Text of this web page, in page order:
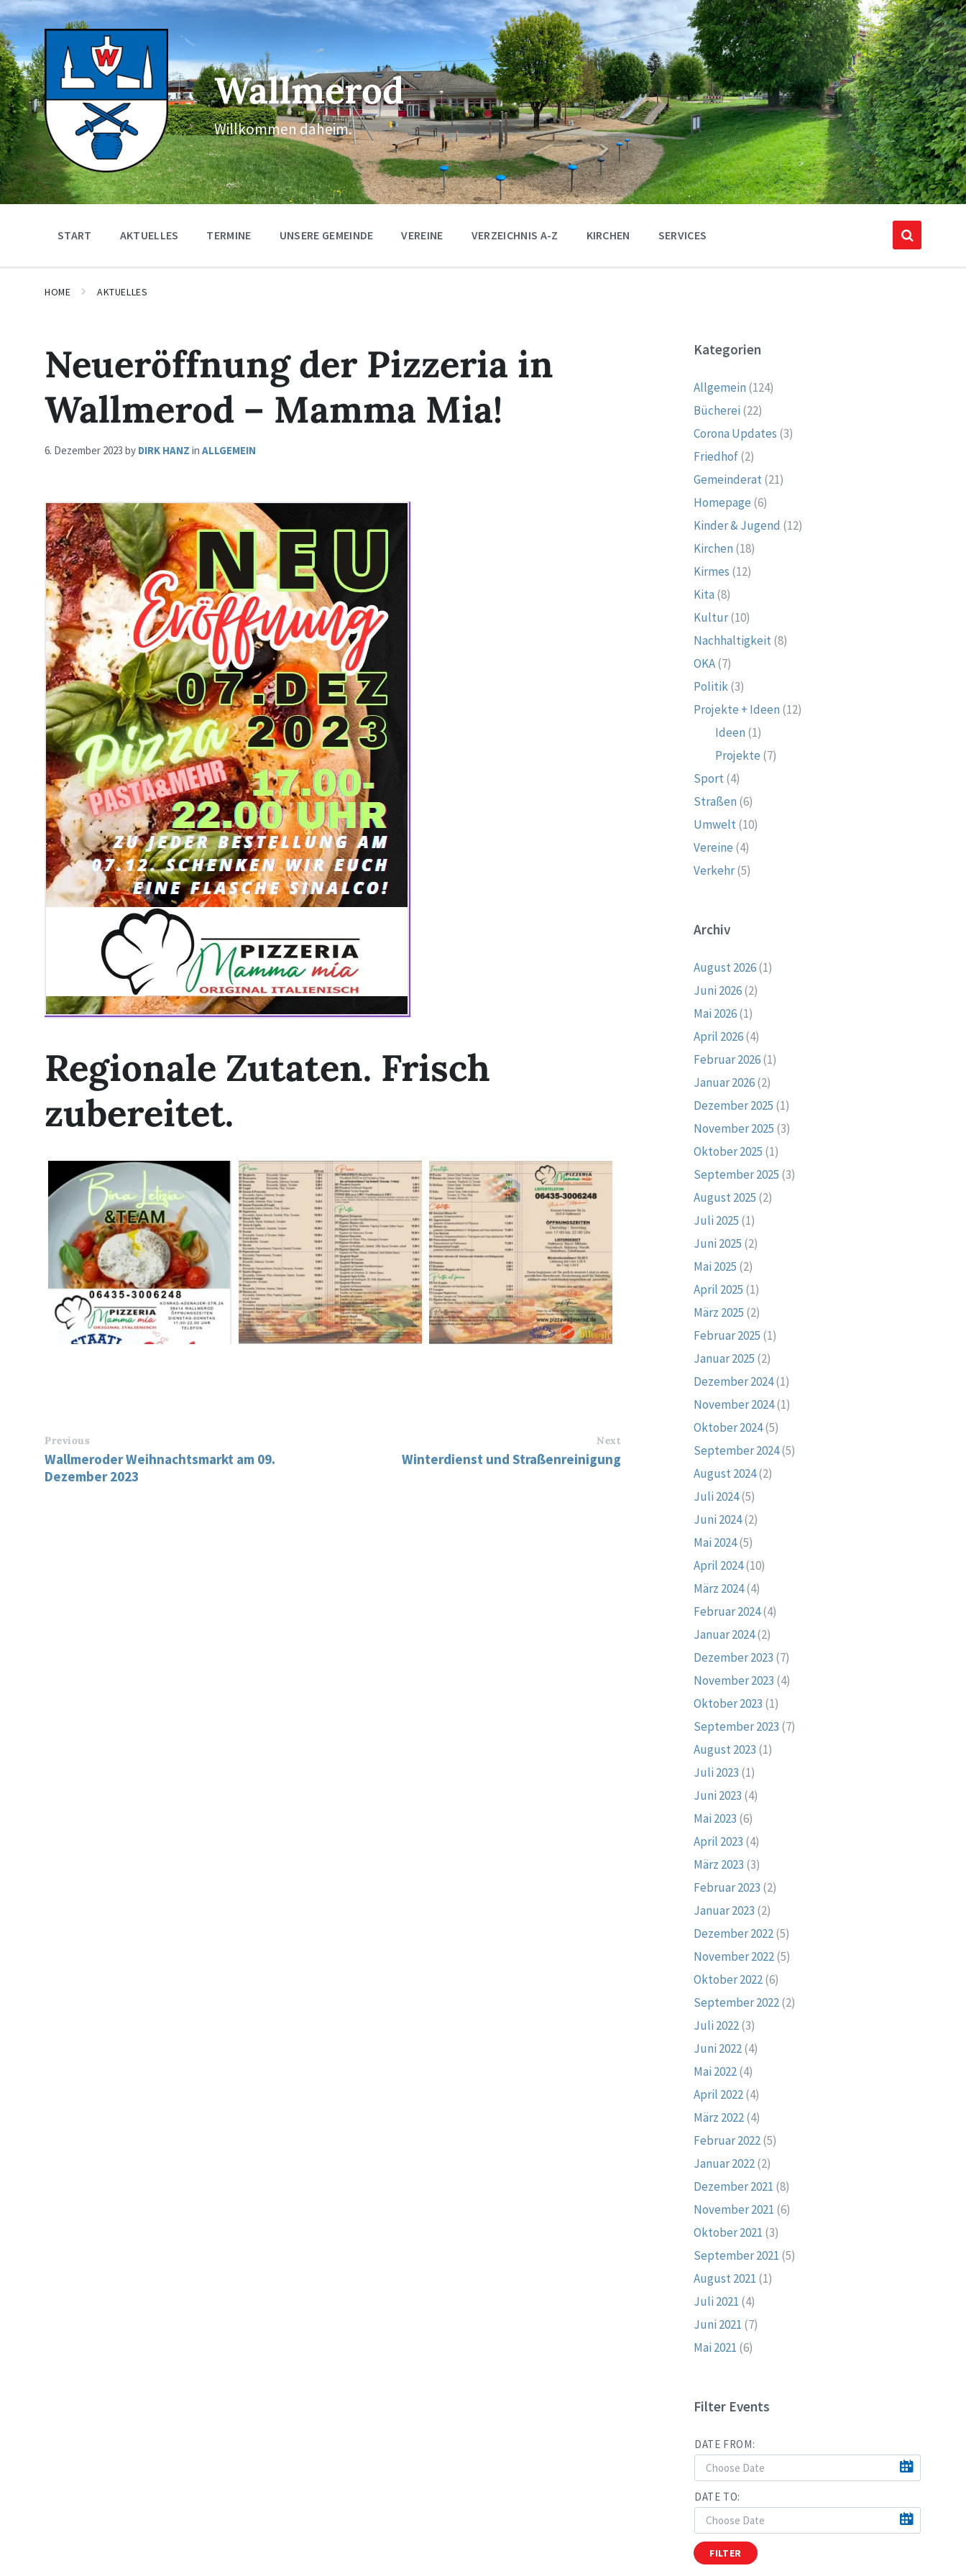
Skip
to
content
Skip
to
main
navigation
Skip
to
footer
Wallmerod
Willkommen daheim.
START AKTUELLES TERMINE UNSERE GEMEINDE VEREINE VERZEICHNIS A-Z KIRCHEN SERVICES
HOME AKTUELLES
Neueröffnung der Pizzeria in
Wallmerod – Mamma Mia!
6. Dezember 2023 by DIRK HANZ in ALLGEMEIN
Regionale Zutaten. Frisch
zubereitet.
Previous
Wallmeroder Weihnachtsmarkt am 09.
Dezember 2023
Next
Winterdienst und Straßenreinigung
Kategorien
Allgemein (124)
Bücherei (22)
Corona Updates (3)
Friedhof(2)
Gemeinderat(21)
Homepage (6)
Kinder & Jugend (12)
Kirchen (18)
Kirmes (12)
Kita (8)
Kultur(10)
Nachhaltigkeit(8)
OKA(7)
Politik(3)
Projekte + Ideen (12)
Ideen (1)
Projekte (7)
Sport(4)
Straßen (6)
Umwelt(10)
Vereine (4)
Verkehr(5)
Archiv
August 2026(1)
Juni 2026(2)
Mai 2026(1)
April 2026(4)
Februar 2026(1)
Januar 2026(2)
Dezember 2025 (1)
November 2025 (3)
Oktober 2025 (1)
September 2025 (3)
August 2025 (2)
Juli 2025 (1)
Juni 2025 (2)
Mai 2025 (2)
April 2025 (1)
März 2025 (2)
Februar 2025 (1)
Januar 2025 (2)
Dezember 2024(1)
November 2024(1)
Oktober 2024(5)
September 2024(5)
August 2024(2)
Juli 2024(5)
Juni 2024(2)
Mai 2024(5)
April 2024(10)
März 2024(4)
Februar 2024(4)
Januar 2024(2)
Dezember 2023 (7)
November 2023 (4)
Oktober 2023 (1)
September 2023 (7)
August 2023 (1)
Juli 2023 (1)
Juni 2023 (4)
Mai 2023 (6)
April 2023 (4)
März 2023 (3)
Februar 2023 (2)
Januar 2023 (2)
Dezember 2022(5)
November 2022(5)
Oktober 2022(6)
September 2022(2)
Juli 2022(3)
Juni 2022(4)
Mai 2022(4)
April 2022(4)
März 2022(4)
Februar 2022(5)
Januar 2022(2)
Dezember 2021 (8)
November 2021 (6)
Oktober 2021 (3)
September 2021 (5)
August 2021 (1)
Juli 2021 (4)
Juni 2021 (7)
Mai 2021 (6)
Filter Events
DATE FROM:
DATE TO:
FILTER